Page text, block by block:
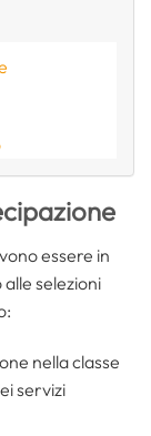
essere in
alle selezioni
nella classe
servizi